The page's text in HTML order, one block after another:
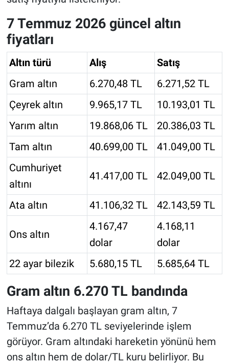
7 Temmuz 2026 güncel altın
fiyatları
Altın türü Alış
Satış
Gram altın
6.270,48 TL
6.271,52 TL
Çeyrek altın
9.965,17 TL
10.193,01 TL
Yarım altın
19.868,06 TL
20.386,03 TL
Tam altın
40.699,00 TL
41.049,00 TL
Cumhuriyet
altını
41.417,00 TL 42.049,00 TL
Ata altın 41.106,32 TL 42.143,59 TL
Ons altın
4.167,47
dolar
4.168,11
dolar
22 ayar bilezik
5.680,15 TL 5.685,64 TL
Gram altın 6.270 TL bandında
Haftaya dalgalı başlayan gram altın, 7
Temmuz’da 6.270 TL seviyelerinde işlem
görüyor. Gram altındaki hareketin yönünü hem
ons altın hem de dolar/TL kuru belirliyor. Bu